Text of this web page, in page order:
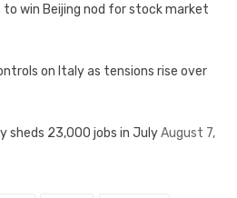
to win Beijing nod for stock market
on Italy as tensions rise over
sheds 23,000 jobs in JulyAugust 7,